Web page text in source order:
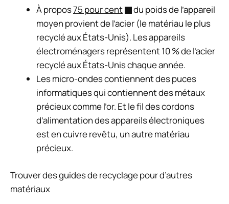
À propos75 pour cent
du poids de l’appareil
moyen provient de l’acier (le matériau le plus
recyclé aux États-Unis). Les appareils
électroménagers représentent 10 % de l’acier
recyclé aux États-Unis chaque année.
Les micro-ondes contiennent des puces
informatiques qui contiennent des métaux
précieux comme l’or. Et le fil des cordons
d’alimentation des appareils électroniques
est en cuivre revêtu, un autre matériau
précieux.
Trouver des guides de recyclage pour d’autres
matériaux